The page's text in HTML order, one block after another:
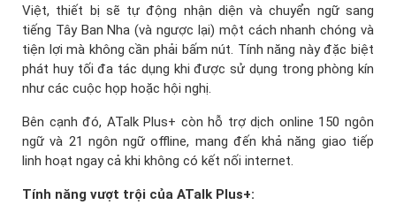
Việt, thiết bị sẽ tự động nhận diện và chuyển ngữ sang
tiếng Tây Ban Nha (và ngược lại) một cách nhanh chóng và
tiện lợi mà không cần phải bấm nút. Tính năng này đặc biệt
phát huy tối đa tác dụng khi được sử dụng trong phòng kín
như các cuộc họp hoặc hội nghị.
Bên cạnh đó, ATalk Plus+ còn hỗ trợ dịch online 150 ngôn
ngữ và 21 ngôn ngữ offline, mang đến khả năng giao tiếp
linh hoạt ngay cả khi không có kết nối internet.
Tính năng vượt trội của ATalk Plus+: